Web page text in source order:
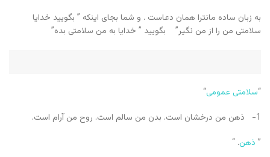
به زبان ساده مانترا همان دعاست . و شما بجای اینکه ” بگویید خدایا
سلامتی من را از من نگیر” بگویید ” خدایا به من سلامتی بده”
“سلامتی عمومی“
1- ذهن من درخشان است. بدن من سالم است. روح من آرام است.
” ذهن. “